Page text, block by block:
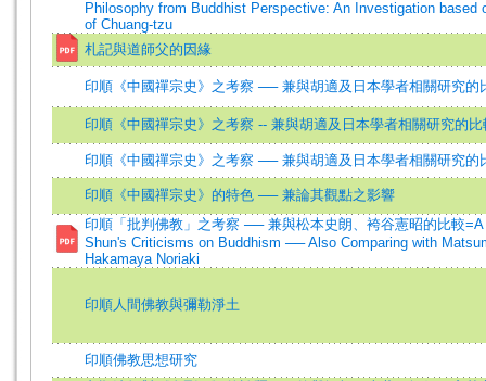
Philosophy from Buddhist Perspective: An Investigation based
of Chuang-tzu
札記與道師父的因緣
印順《中國禪宗史》之考察 ── 兼與胡適及日本學者相關研究的
印順《中國禪宗史》之考察 -- 兼與胡適及日本學者相關研究的比
印順《中國禪宗史》之考察 ── 兼與胡適及日本學者相關研究的
印順《中國禪宗史》的特色 ── 兼論其觀點之影響
印順「批判佛教」之考察 ── 兼與松本史朗、袴谷憲昭的比較
Shun's Criticisms on Buddhism ── Also Comparing with
Hakamaya Noriaki
印順人間佛教與彌勒淨土
印順佛教思想研究